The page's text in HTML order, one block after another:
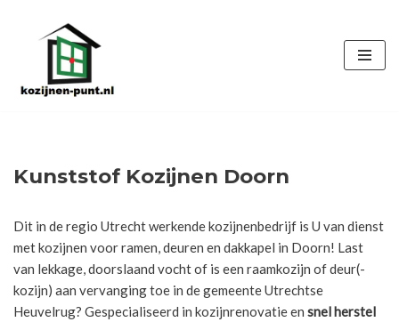
de
Kunststof Kozijnen Doorn
Dit in de regio Utrecht werkende kozijnenbedrijf is U van dienst
met kozijnen voor ramen, deuren en dakkapel in Doorn! Last
van lekkage, doorslaand vocht of is een raamkozijn of deur(-
kozijn) aan vervanging toe in de gemeente Utrechtse
Heuvelrug? Gespecialiseerd in kozijnrenovatie en snel herstel